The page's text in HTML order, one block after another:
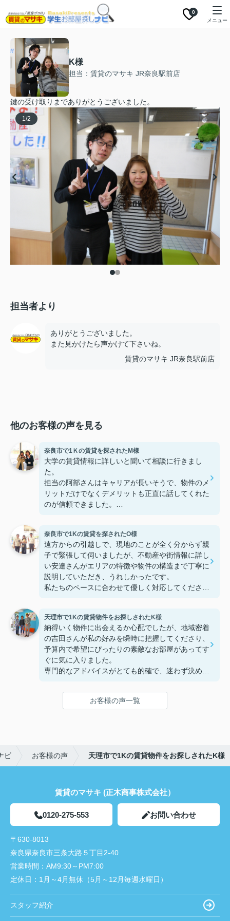
0
メニュー
K様
担当：賃貸のマサキ JR奈良駅前店
鍵の受け取りまでありがとうございました。
1/2
担当者より
ありがとうございました。
また見かけたら声かけて下さいね。
賃貸のマサキ JR奈良駅前店
他のお客様の声を見る
奈良市で1Ｋの賃貸を探されたM様
大学の賃貸情報に詳しいと聞いて相談に行きまし
た。
担当の阿部さんはキャリアが長いそうで、物件のメ
リットだけでなくデメリットも正直に話してくれた
のが信頼できました。
す。
奈良市で1Kの賃貸を探されたO様
遠方からの引越しで、現地のことが全く分からず親
子で緊張して伺いましたが、不動産や街情報に詳し
い安達さんがエリアの特徴や物件の構造まで丁寧に
説明していただき、うれしかったです。
私たちのペースに合わせて優しく対応してくださっ
り、感謝しています。安達さん、ありがとうござい
ました！
天理市で1Kの賃貸物件をお探しされたK様
納得いく物件に出会えるか心配でしたが、地域密着
の吉田さんが私の好みを瞬時に把握してくださり、
予算内で希望にぴったりの素敵なお部屋があってす
ぐに気に入りました。
専門的なアドバイスがとても的確で、迷わず決める
鍵の受け取りのときに、また元気(o・・o)/~お店に
お客様の声一覧
ビ お客様の声 天理市で1Kの賃貸物件をお探しされたK様
賃貸のマサキ (正木商事株式会社）
0120-275-553 お問い合わせ
〒630-8013
奈良県奈良市三条大路５丁目2-40
営業時間： AM9:30～PM7:00
定休日： 1月～4月無休（5月～12月毎週水曜日）
スタッフ紹介